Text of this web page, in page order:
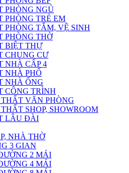
PHÒNG NGỦ
PHÒNG TRẺ EM
PHÒNG TẮM, VỆ SINH
PHÒNG THỜ
BIỆT THỰ
CHUNG CƯ
NHÀ CẤP 4
NHÀ PHỐ
NHÀ ỐNG
CÔNG TRÌNH
VĂN PHÒNG
SHOP, SHOWROOM
LÂU ĐÀI
NHÀ THỜ
3 GIAN
2 MÁI
4 MÁI